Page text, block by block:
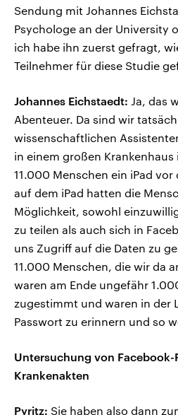
Sendung mit Johannes
Psychologe an der University
ich habe ihn zuerst gefragt,
Teilnehmer für diese Studie
Johannes Eichstaedt: Ja, das
Abenteuer. Da sind wir
wissenschaftlichen
in einem großen Krankenhaus
11.000 Menschen ein iPad
auf dem iPad hatten die
Möglichkeit, sowohl
zu teilen als auch sich in
uns Zugriff auf die Daten zu
11.000 Menschen, die wir da
waren am Ende ungefähr
zugestimmt und waren in der
Passwort zu erinnern und so
Untersuchung von Facebook-
Krankenakten
Pyritz: Sie haben also dann